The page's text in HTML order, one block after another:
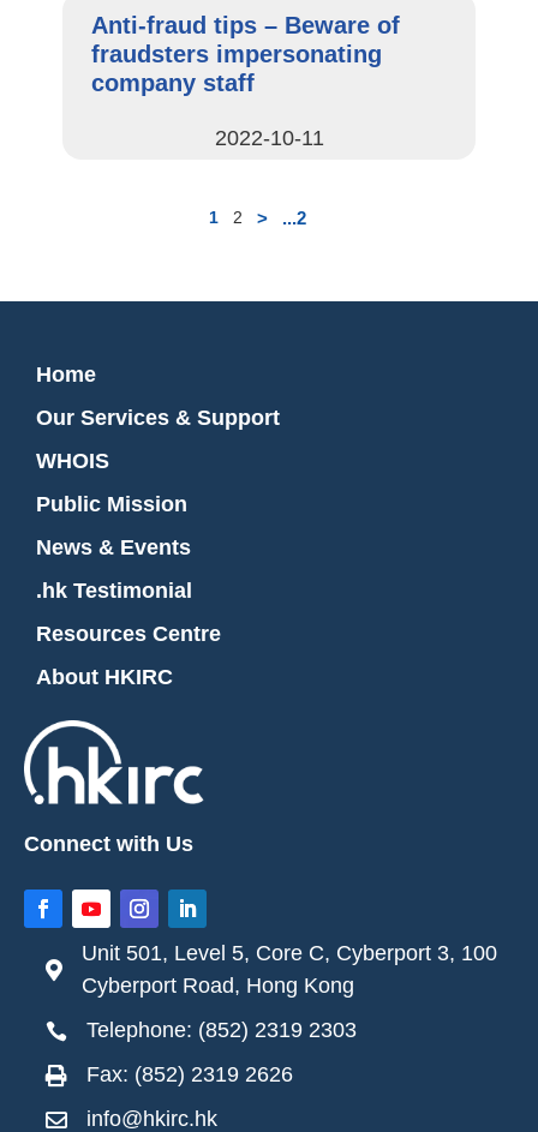
Anti-fraud tips – Beware of
fraudsters impersonating
company staff
2022-10-11
1 2 > ...2
Home
Our Services & Support
WHOIS
Public Mission
News & Events
.hk Testimonial
Resources Centre
About HKIRC
Connect with Us

Unit 501, Level 5, Core C, Cyberport 3, 100
Cyberport Road, Hong Kong
 Telephone: (852) 2319 2303
 Fax: (852) 2319 2626
 info@hkirc.hk